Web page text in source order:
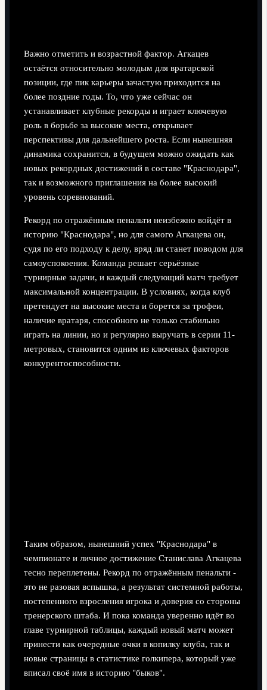
Важно отметить и возрастной фактор. Агкацев
остаётся относительно молодым для вратарской
позиции, где пик карьеры зачастую приходится на
более поздние годы. То, что уже сейчас он
устанавливает клубные рекорды и играет ключевую
роль в борьбе за высокие места, открывает
перспективы для дальнейшего роста. Если нынешняя
динамика сохранится, в будущем можно ожидать как
новых рекордных достижений в составе "Краснодара",
так и возможного приглашения на более высокий
уровень соревнований.
Рекорд по отражённым пенальти неизбежно войдёт в
историю "Краснодара", но для самого Агкацева он,
судя по его подходу к делу, вряд ли станет поводом для
самоуспокоения. Команда решает серьёзные
турнирные задачи, и каждый следующий матч требует
максимальной концентрации. В условиях, когда клуб
претендует на высокие места и борется за трофеи,
наличие вратаря, способного не только стабильно
играть на линии, но и регулярно выручать в серии 11-
метровых, становится одним из ключевых факторов
конкурентоспособности.
Таким образом, нынешний успех "Краснодара" в
чемпионате и личное достижение Станислава Агкацева
тесно переплетены. Рекорд по отражённым пенальти -
это не разовая вспышка, а результат системной работы,
постепенного взросления игрока и доверия со стороны
тренерского штаба. И пока команда уверенно идёт во
главе турнирной таблицы, каждый новый матч может
принести как очередные очки в копилку клуба, так и
новые страницы в статистике голкипера, который уже
вписал своё имя в историю "быков".